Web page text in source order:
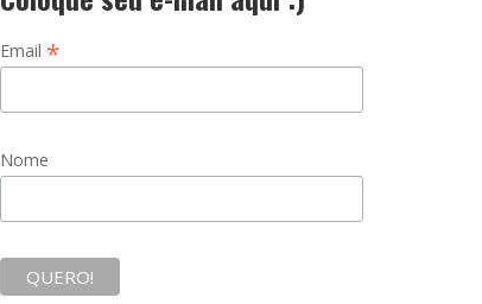
Email *
Nome